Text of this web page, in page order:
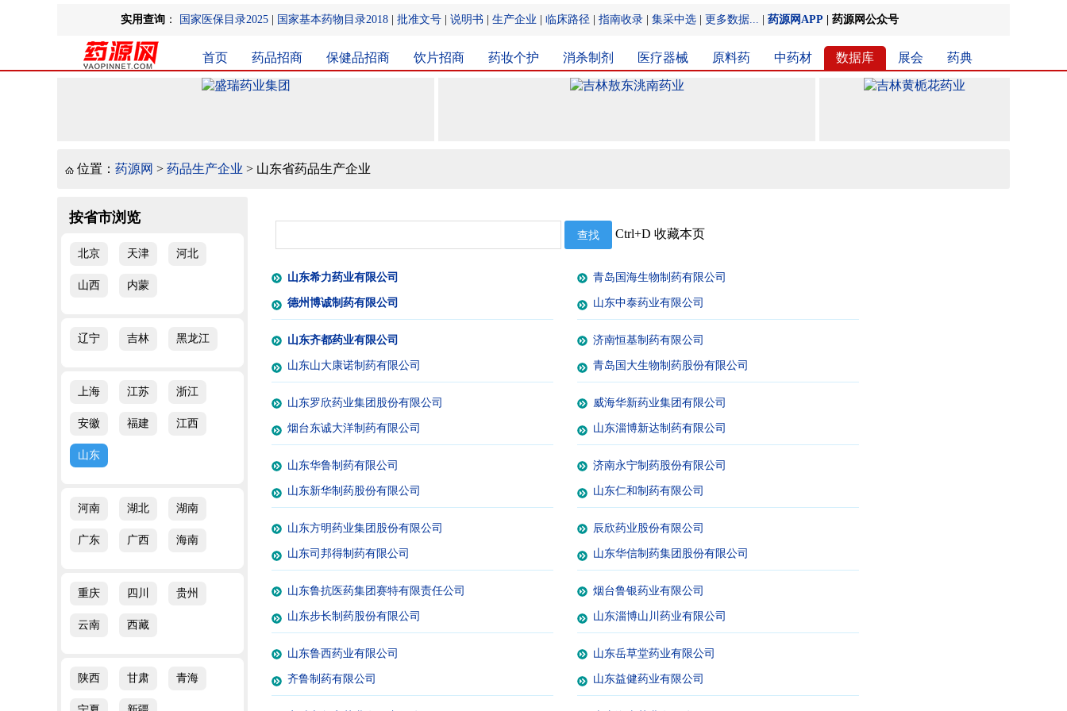
实用查询 ： 国家医保目录2025 国家基本药物目录2018 批准文号 说明书 生产企业 临床路径 指南收录 集采中选 更多数据... 药源网APP 药源网公众号
首页 药品招商 保健品招商 饮片招商 药妆个护 消杀制剂 医疗器械 原料药 中药材 数据库 展会 药典
位置： 药源网 > 药品生产企业 > 山东省药品生产企业
按省市浏览
北京 天津 河北
山西 内蒙
辽宁 吉林 黑龙江
上海 江苏 浙江
安徽 福建 江西
山东
河南 湖北 湖南
广东 广西 海南
重庆 四川 贵州
云南 西藏
陕西 甘肃 青海
Ctrl+D 收藏本页
山东希力药业有限公司
德州博诚制药有限公司
山东齐都药业有限公司
山东山大康诺制药有限公司
山东罗欣药业集团股份有限公司
烟台东诚大洋制药有限公司
山东华鲁制药有限公司
山东新华制药股份有限公司
山东方明药业集团股份有限公司
山东司邦得制药有限公司
山东鲁抗医药集团赛特有限责任公司
山东步长制药股份有限公司
山东鲁西药业有限公司
齐鲁制药有限公司
青岛国海生物制药有限公司
山东中泰药业有限公司
济南恒基制药有限公司
青岛国大生物制药股份有限公司
威海华新药业集团有限公司
山东淄博新达制药有限公司
济南永宁制药股份有限公司
山东仁和制药有限公司
辰欣药业股份有限公司
山东华信制药集团股份有限公司
烟台鲁银药业有限公司
山东淄博山川药业有限公司
山东岳草堂药业有限公司
山东益健药业有限公司